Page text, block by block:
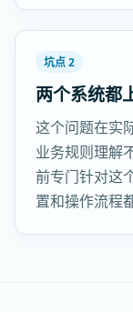
坑点 2
两个系统都
这个问题在实
业务规则理解
前专门针对这
置和操作流程